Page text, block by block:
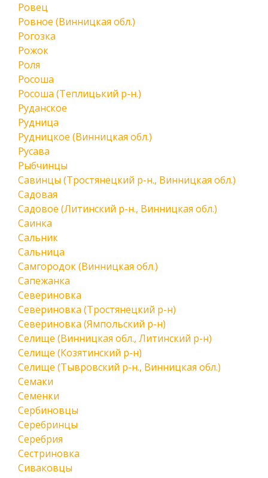
Ровец
Ровное (Винницкая обл.)
Рогозка
Рожок
Роля
Росоша
Росоша (Теплицький р-н.)
Руданское
Рудница
Рудницкое (Винницкая обл.)
Русава
Рыбчинцы
Савинцы (Тростянецкий р-н., Винницкая обл.)
Садовая
Садовое (Литинский р-н., Винницкая обл.)
Саинка
Сальник
Сальница
Самгородок (Винницкая обл.)
Сапежанка
Севериновка
Севериновка (Тростянецкий р-н)
Севериновка (Ямпольский р-н)
Селище (Винницкая обл., Литинский р-н)
Селище (Козятинский р-н)
Селище (Тывровский р-н., Винницкая обл.)
Семаки
Семенки
Сербиновцы
Серебринцы
Серебрия
Сестриновка
Сиваковцы